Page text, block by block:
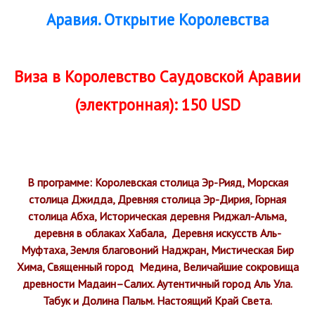
Аравия. Открытие Королевства
Виза в Королевство Саудовской Аравии
(электронная): 150 USD
В программе: Королевская столица Эр-Рияд, Морская
столица Джидда, Древняя столица Эр-Дирия, Горная
столица Абха, Историческая деревня Риджал-Альма,
деревня в облаках Хабала, Деревня искусств Аль-
Муфтаха, Земля благовоний Наджран, Мистическая Бир
Хима, Священный город Медина, Величайшие сокровища
древности Мадаин–Салих. Аутентичный город Аль Ула.
Табук и Долина Пальм. Настоящий Край Света.